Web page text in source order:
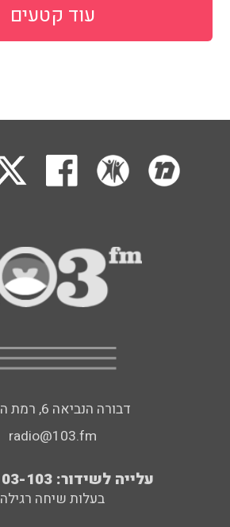
עוד קטעים
דבורה הנביאה 6, רמת השרון
radio@103.fm
עלייה לשידור: 0552-103-103
בעלות שיחה רגילה